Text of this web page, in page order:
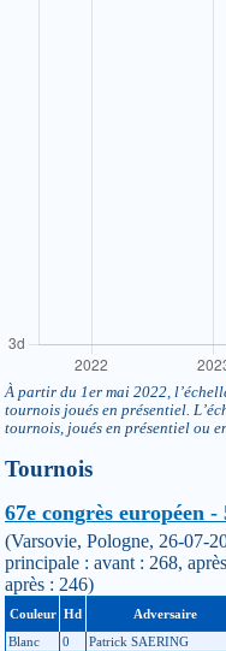
À partir du 1er mai 2022,
tournois joués en présentiel.
tournois, joués en présentiel ou
Tournois
67e congrès européen
(Varsovie, Pologne, 26-07-
principale : avant : 268,
après : 246)
Couleur Hd Adversaire
Blanc
0 Patrick SAERING